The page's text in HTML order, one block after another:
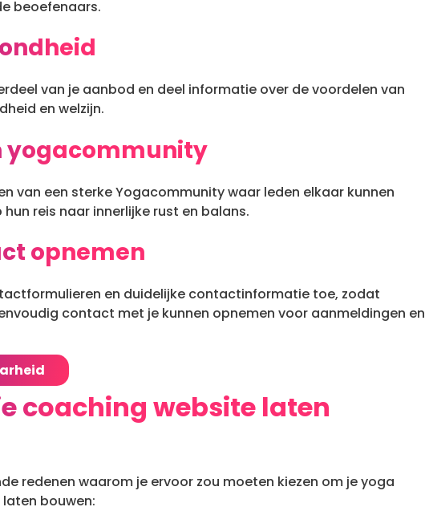
beoefenaars.
van je aanbod en deel informatie over de voordelen van
en welzijn.
yogacommunity
van een sterke Yogacommunity waar leden elkaar kunnen
reis naar innerlijke rust en balans.
opnemen
en duidelijke contactinformatie toe, zodat
contact met je kunnen opnemen voor aanmeldingen en
coaching website laten
redenen waarom je ervoor zou moeten kiezen om je yoga
bouwen: